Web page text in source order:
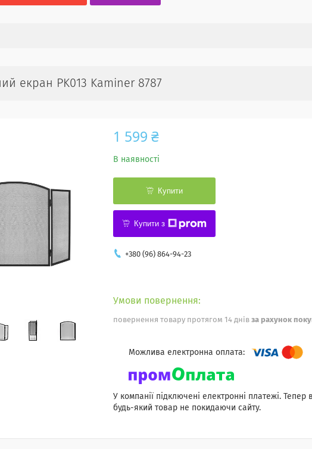
екран PK013 Kaminer 8787
1 599 ₴
В наявності
Купити
Купити з
+380 (96) 864-94-23
повернення товару протягом 14 днів за рахунок
У компанії підключені електронні платежі. Тепер
будь-який товар не покидаючи сайту.